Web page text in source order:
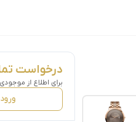
درخواست
برای اطلاع از